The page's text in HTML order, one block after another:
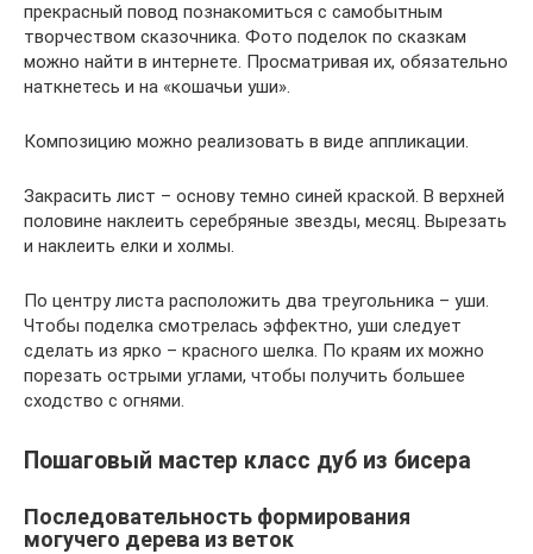
прекрасный повод познакомиться с самобытным
творчеством сказочника. Фото поделок по сказкам
можно найти в интернете. Просматривая их, обязательно
наткнетесь и на «кошачьи уши».
Композицию можно реализовать в виде аппликации.
Закрасить лист – основу темно синей краской. В верхней
половине наклеить серебряные звезды, месяц. Вырезать
и наклеить елки и холмы.
По центру листа расположить два треугольника – уши.
Чтобы поделка смотрелась эффектно, уши следует
сделать из ярко – красного шелка. По краям их можно
порезать острыми углами, чтобы получить большее
сходство с огнями.
Пошаговый мастер класс дуб из бисера
Последовательность формирования
могучего дерева из веток